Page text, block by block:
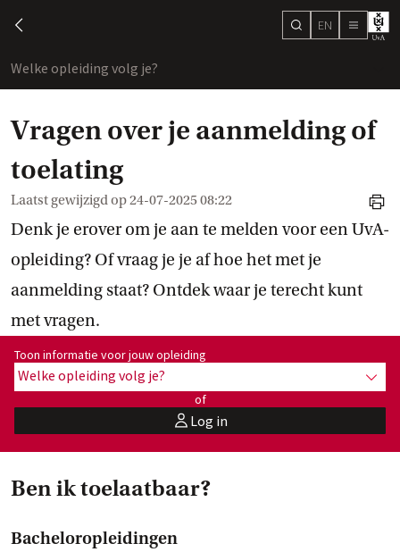
chevron-left search
EN menu
Welke opleiding volg je?
Vragen over je aanmelding of
toelating
Laatst gewijzigd op24-07-2025 08:22
print
Denk je erover om je aan te melden voor een UvA-
opleiding? Of vraag je je af hoe het met je
aanmelding staat? Ontdek waar je terecht kunt
met vragen.
Toon informatie voor opleiding:
Toon informatie voor jouw opleiding
Welke opleiding volg je? toon
of
userLog in
Ben ik toelaatbaar?
Bacheloropleidingen